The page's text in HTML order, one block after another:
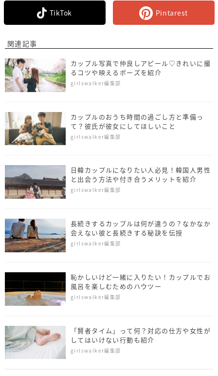
TikTok Pintarest
関連記事
カップル写真で仲良しアピール♡きれいに撮
るコツや映えるポーズを紹介
girlswalker編集部
カップルのおうち時間の過ごし方と準備っ
て？彼氏が彼女にしてほしいこと
girlswalker編集部
日韓カップルになりたい人必見！韓国人男性
と出会う方法や付き合うメリットを紹介
girlswalker編集部
長続きするカップルは何が違うの？なかなか
会えない彼と長続きする秘訣を伝授
girlswalker編集部
恥かしいけど一緒に入りたい！カップルでお
風呂を楽しむためのハウツー
girlswalker編集部
「賢者タイム」って何？対応の仕方や女性が
してはいけない行動も紹介
girlswalker編集部